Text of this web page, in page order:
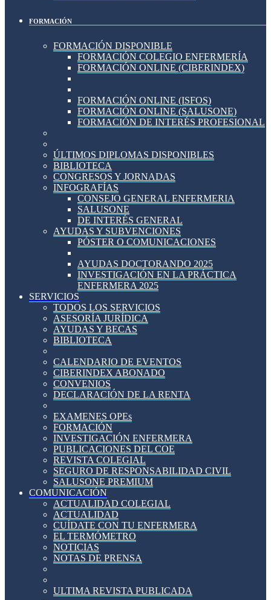
FORMACIÓN
FORMACIÓN DISPONIBLE
FORMACIÓN COLEGIO ENFERMERÍA
FORMACIÓN ONLINE (CIBERINDEX)
FORMACIÓN ONLINE (ISFOS)
FORMACIÓN ONLINE (SALUSONE)
FORMACIÓN DE INTERÉS PROFESIONAL
ÚLTIMOS DIPLOMAS DISPONIBLES
BIBLIOTECA
CONGRESOS Y JORNADAS
INFOGRAFÍAS
CONSEJO GENERAL ENFERMERIA
SALUSONE
DE INTERÉS GENERAL
AYUDAS Y SUBVENCIONES
PÓSTER O COMUNICACIONES
AYUDAS DOCTORANDO 2025
INVESTIGACIÓN EN LA PRÁCTICA
ENFERMERA 2025
SERVICIOS
TODOS LOS SERVICIOS
ASESORÍA JURÍDICA
AYUDAS Y BECAS
BIBLIOTECA
CALENDARIO DE EVENTOS
CIBERINDEX ABONADO
CONVENIOS
DECLARACIÓN DE LA RENTA
EXAMENES OPEs
FORMACIÓN
INVESTIGACIÓN ENFERMERA
PUBLICACIONES DEL COE
REVISTA COLEGIAL
SEGURO DE RESPONSABILIDAD CIVIL
SALUSONE PREMIUM
COMUNICACIÓN
ACTUALIDAD COLEGIAL
ACTUALIDAD
CUÍDATE CON TU ENFERMERA
EL TERMÓMETRO
NOTICIAS
NOTAS DE PRENSA
ULTIMA REVISTA PUBLICADA